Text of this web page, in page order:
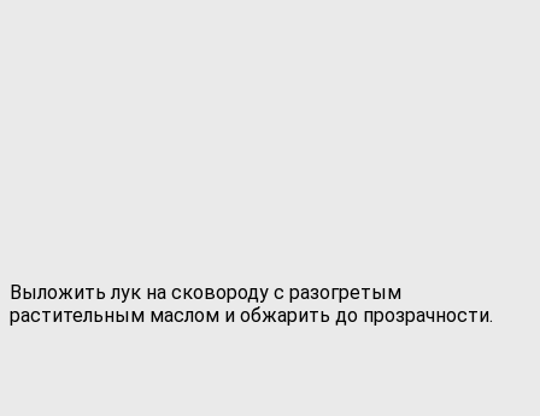
Выложить лук на сковороду с разогретым
растительным маслом и обжарить до прозрачности.